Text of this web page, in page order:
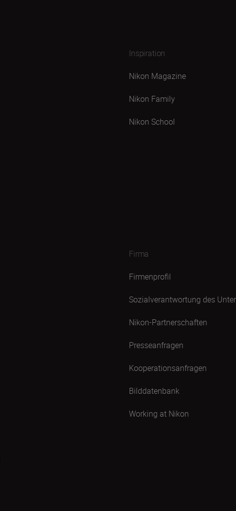
Inspiration
Nikon Magazine
Nikon Family
Nikon School
Firma
Firmenprofil
Sozialverantwortung des
Nikon-Partnerschaften
Presseanfragen
Kooperationsanfragen
Bilddatenbank
Working at Nikon